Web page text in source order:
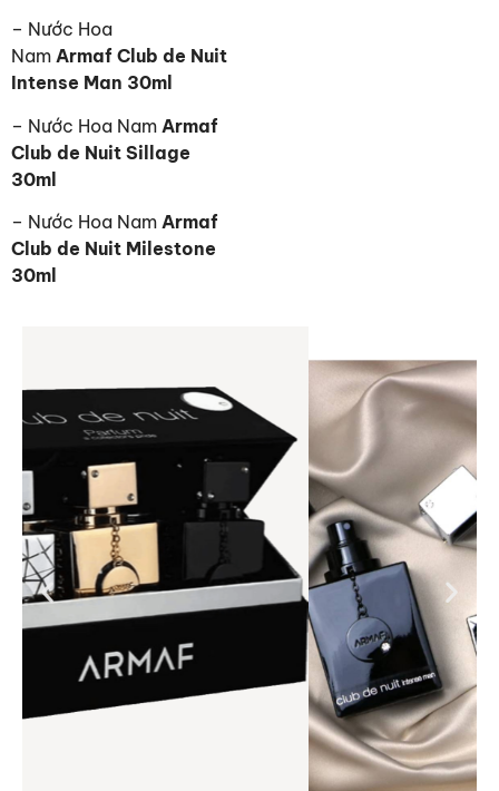
– Nước Hoa
Nam Armaf Club de Nuit
Intense Man 30ml
– Nước Hoa Nam Armaf
Club de Nuit Sillage
30ml
– Nước Hoa Nam Armaf
Club de Nuit Milestone
30ml